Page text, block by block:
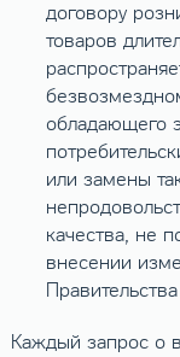
договору
товаров
обладающего
или замены
качества, не
внесении
Каждый запрос о